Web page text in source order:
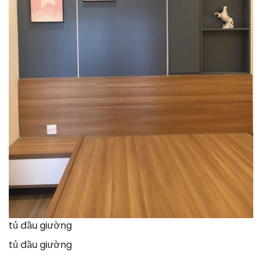
tủ đầu giường
tủ đầu giường